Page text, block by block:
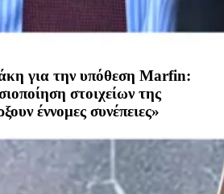
για την υπόθεση Marfin:
στοιχείων της
έννομες συνέπειες»